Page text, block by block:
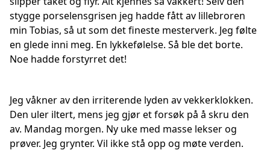
stygge porselensgrisen jeg hadde fått av lillebroren
min Tobias, så ut som det fineste mesterverk. Jeg følte
en glede inni meg. En lykkefølelse. Så ble det borte.
Noe hadde forstyrret det!
Jeg våkner av den irriterende lyden av vekkerklokken.
Den uler iltert, mens jeg gjør et forsøk på å skru den
av. Mandag morgen. Ny uke med masse lekser og
prøver. Jeg grynter. Vil ikke stå opp og møte verden.